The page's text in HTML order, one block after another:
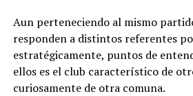
Aun perteneciendo al mismo
responden a distintos referentes
estratégicamente, puntos de
ellos es el club característico de
curiosamente de otra comuna.